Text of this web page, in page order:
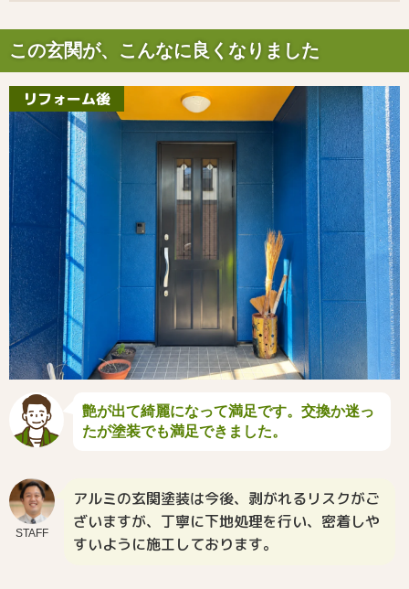
この玄関が、こんなに良くなりました
リフォーム後
艶が出て綺麗になって満足です。交換か迷っ
たが塗装でも満足できました。
STAFF
アルミの玄関塗装は今後、剥がれるリスクがご
ざいますが、丁寧に下地処理を行い、密着しや
すいように施工しております。